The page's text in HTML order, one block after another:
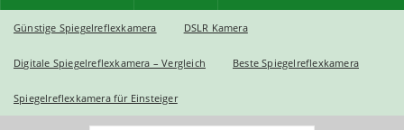
Günstige Spiegelreflexkamera DSLR Kamera
Digitale Spiegelreflexkamera – Vergleich Beste Spiegelreflexkamera
Spiegelreflexkamera für Einsteiger